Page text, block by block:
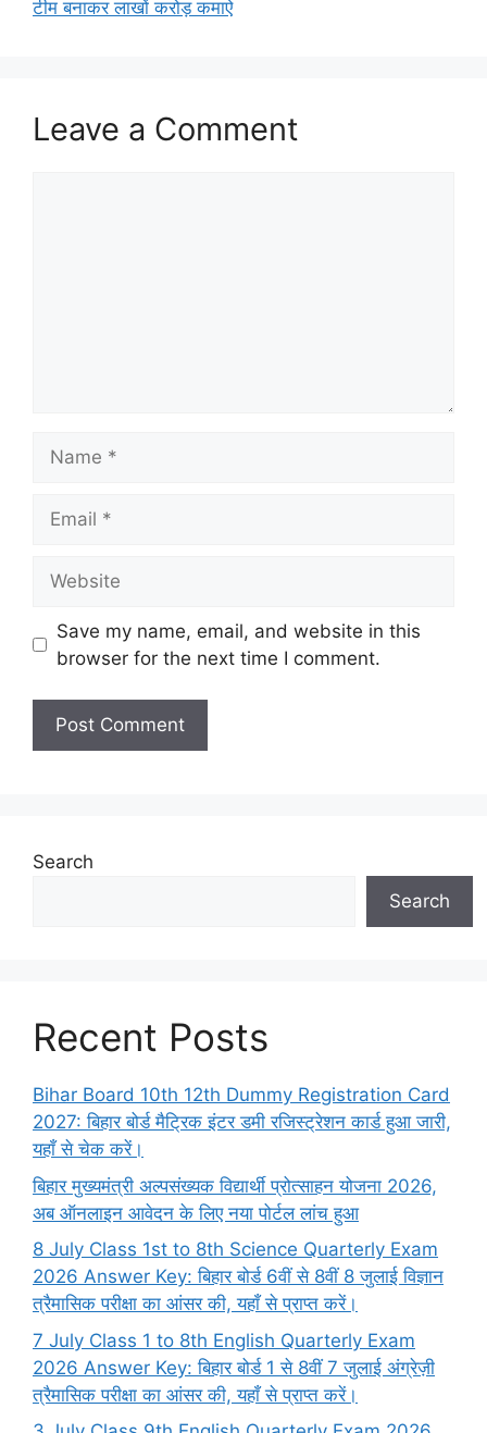
टीम बनाकर लाखों करोड़ कमाऐ
Leave a Comment
Save my name, email, and website in this
browser for the next time I comment.
Search
Search
Recent Posts
Bihar Board 10th 12th Dummy Registration Card
2027: बिहार बोर्ड मैट्रिक इंटर डमी रजिस्ट्रेशन कार्ड हुआ जारी,
यहाँ से चेक करें।
बिहार मुख्यमंत्री अल्पसंख्यक विद्यार्थी प्रोत्साहन योजना 2026,
अब ऑनलाइन आवेदन के लिए नया पोर्टल लांच हुआ
8 July Class 1st to 8th Science Quarterly Exam
2026 Answer Key: बिहार बोर्ड 6वीं से 8वीं 8 जुलाई विज्ञान
त्रैमासिक परीक्षा का आंसर की, यहाँ से प्राप्त करें।
7 July Class 1 to 8th English Quarterly Exam
2026 Answer Key: बिहार बोर्ड 1 से 8वीं 7 जुलाई अंग्रेज़ी
त्रैमासिक परीक्षा का आंसर की, यहाँ से प्राप्त करें।